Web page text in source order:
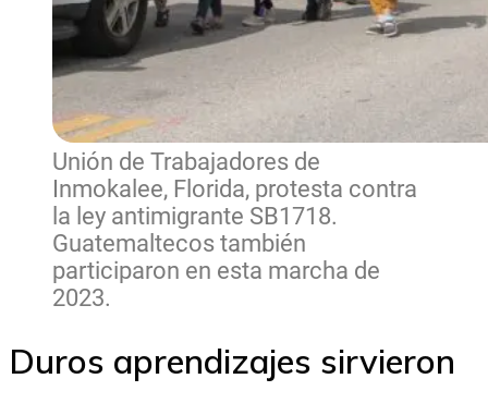
Unión de Trabajadores de
Inmokalee, Florida, protesta contra
la ley antimigrante SB1718.
Guatemaltecos también
participaron en esta marcha de
2023.
Duros aprendizajes sirvieron